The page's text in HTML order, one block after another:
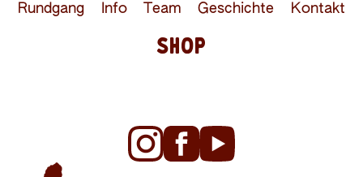
Rundgang Info Team Geschichte Kontakt
SHOP